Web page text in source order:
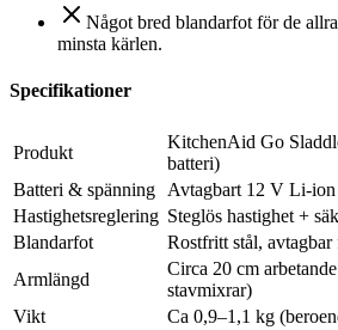
Något bred blandarfot för de
minsta kärlen.
Specifikationer
Produkt
KitchenAid Go
batteri)
Batteri & spänning
Avtagbart 12 V Li-
Hastighetsreglering Steglös hastighet +
Blandarfot
Rostfritt stål,
Armlängd
Circa 20 cm
stavmixrar)
Vikt
Ca 0,9–1,1 kg